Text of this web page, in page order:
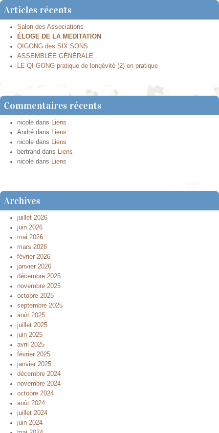
Articles récents
Salon des Associations
ÉLOGE DE LA MEDITATION
QIGONG des SIX SONS
ASSEMBLÉE GÉNÉRALE
LE QI GONG pratique de longévité (2) en pratique
Commentaires récents
nicole dans
Liens
André dans
Liens
nicole dans
Liens
bertrand dans
Liens
nicole dans Liens
Archives
juillet 2026
juin 2026
mai 2026
mars 2026
février 2026
janvier 2026
décembre 2025
novembre 2025
octobre 2025
septembre 2025
août 2025
juillet 2025
juin 2025
avril 2025
février 2025
janvier 2025
décembre 2024
novembre 2024
octobre 2024
août 2024
juillet 2024
juin 2024